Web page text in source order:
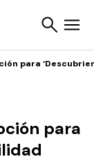
para
para